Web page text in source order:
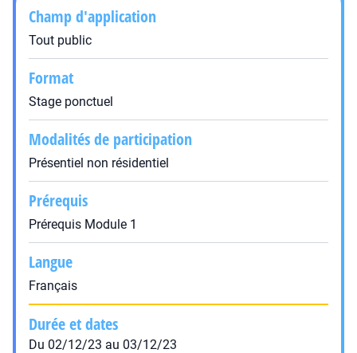
Champ d'application
Tout public
Format
Stage ponctuel
Modalités de participation
Présentiel non résidentiel
Prérequis
Prérequis Module 1
Langue
Français
Durée et dates
Du 02/12/23 au 03/12/23